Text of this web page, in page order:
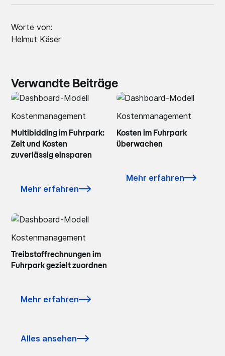
Worte von:
Helmut Käser
Verwandte Beiträge
Kostenmanagement
Multibidding im Fuhrpark:
Zeit und Kosten
zuverlässig einsparen
Mehr erfahren
Kostenmanagement
Kosten im Fuhrpark
überwachen
Mehr erfahren
Kostenmanagement
Treibstoffrechnungen im
Fuhrpark gezielt zuordnen
Mehr erfahren
Alles ansehen